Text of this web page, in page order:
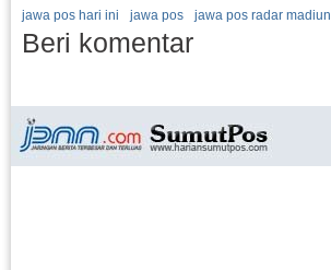
jawa pos hari ini jawa pos jawa pos radar madiun
Beri komentar